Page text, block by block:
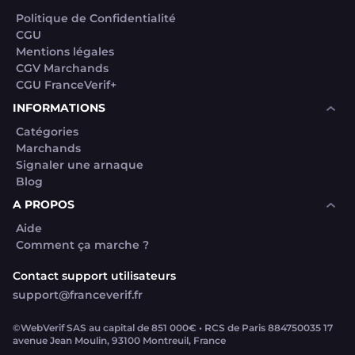
Politique de Confidentialité
CGU
Mentions légales
CGV Marchands
CGU FranceVerif+
INFORMATIONS
Catégories
Marchands
Signaler une arnaque
Blog
A PROPOS
Aide
Comment ça marche ?
Contact support utilisateurs
support@franceverif.fr
©WebVerif SAS au capital de 851 000€ • RCS de Paris 884750035 17
avenue Jean Moulin, 93100 Montreuil, France